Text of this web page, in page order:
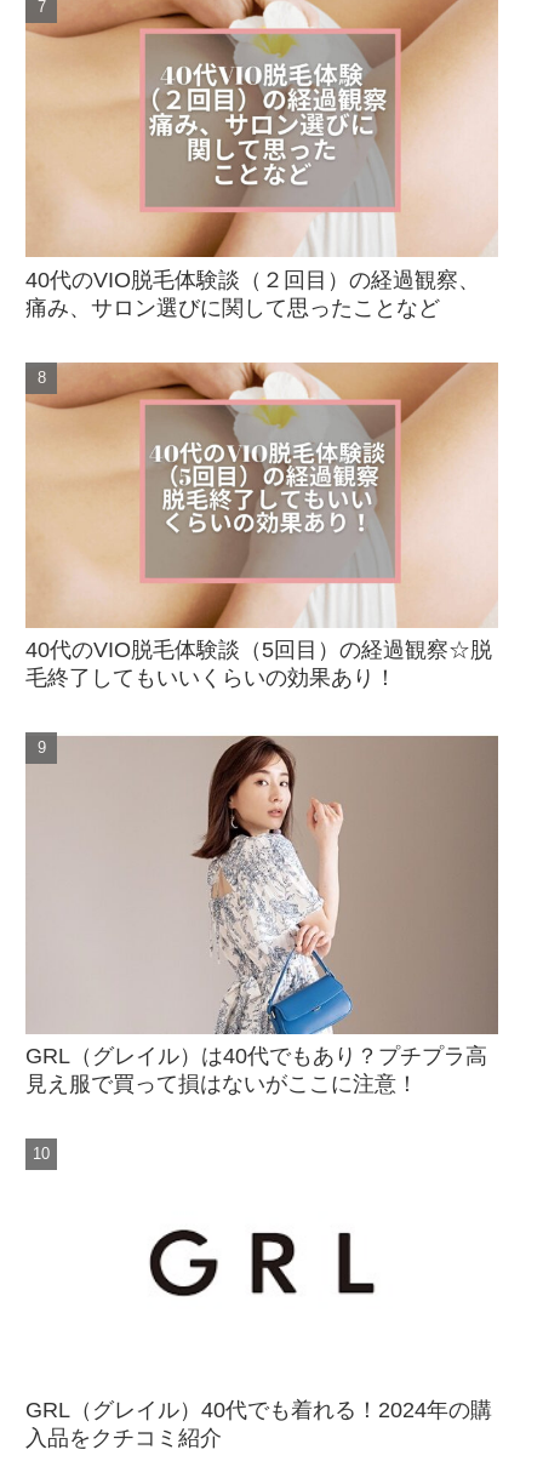
40代のVIO脱毛体験談（２回目）の経過観察、
痛み、サロン選びに関して思ったことなど
40代のVIO脱毛体験談（5回目）の経過観察☆脱
毛終了してもいいくらいの効果あり！
GRL（グレイル）は40代でもあり？プチプラ高
見え服で買って損はないがここに注意！
GRL（グレイル）40代でも着れる！2024年の購
入品をクチコミ紹介